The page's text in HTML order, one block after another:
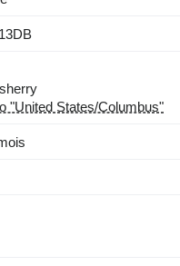
"United States/Columbus"